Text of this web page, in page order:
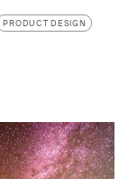
PRODUCT DESIGN